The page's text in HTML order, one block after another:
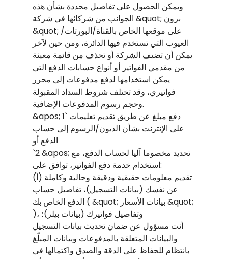
ويمكن الحصول على تفاصيل محددة بشأن هذه
الجوانب من شركائها في شركة &quot; برون
&quot; على موقعها الخاص بالقناة/البورتات/
العيوب التي تستخدم فيها الدائرة، ومن حين لآخر
يمكن أن تضيف الشركة أو تحذف من قائمة معينة
من مقدمي الفواتير أو أنواع حسابات الدفع التي
يمكن استخدامها لدفع مدفوعات إلى محرر
فواتيري، وقد تختلف شروط السداد المقبولة
وحجم رسوم المدفوعات الإضافية.
&apos; 1` دفع مبلغ عن طريق تقديم تعليمات
على الإنترنت بشأن الديون/الرسوم إلى حساب
الدفع أو
`2 &apos; تحديد مخصوما آليا لحساب الدفع، مع
استخدام خدمة دفع الفواتير، توافق على:
(أ) تقديم معلومات حقيقية ودقيقة وحالية وكاملة
عن نفسك (بيانات التسجيل)، تفاصيل حساب
الدفع الخاص بك ( &quot; بيانات الأسعار &quot;
)، وتفاصيل فواتيرك (بيانات بيلر)؛
أنت مسؤول عن ضمان تحديث بيانات التسجيل
والبيانات المتعلقة بالمدفوعات وبيانات المبلّغ
بانتظام للحفاظ على الدقة والصدق واكتمالها في